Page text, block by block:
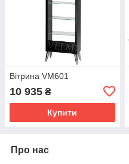
Вітрина VM601
10 935 ₴
Купити
Про нас